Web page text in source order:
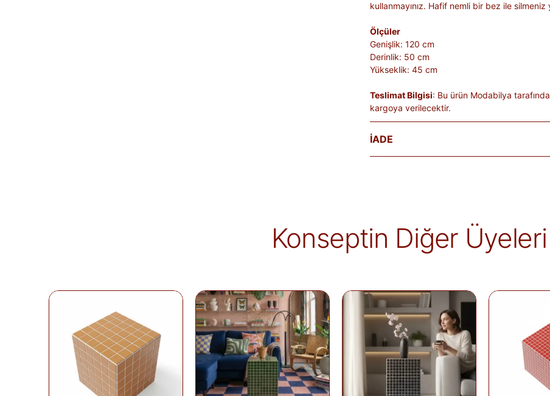
kullanmayınız. Hafif nemli bir bez ile silmeniz
Ölçüler
Genişlik: 120 cm
Derinlik: 50 cm
Yükseklik: 45 cm
Teslimat Bilgisi: Bu ürün Modabilya
kargoya verilecektir.
İADE
alır.
İade edilen ürünler, iade şartlarına uygun
iletilir. İade sürecini başlatmak için lütfen
Konseptin Diğer Üyeleri